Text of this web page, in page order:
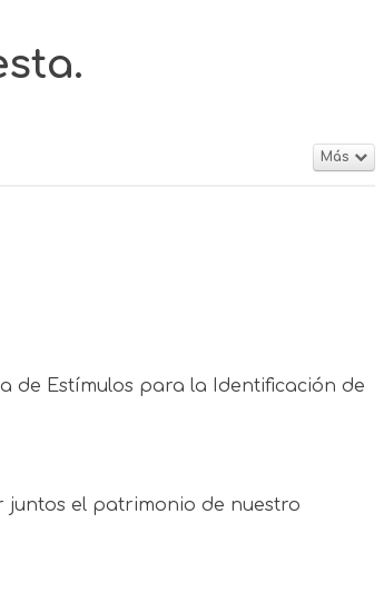
Más
de Estímulos para la Identificación de
juntos el patrimonio de nuestro